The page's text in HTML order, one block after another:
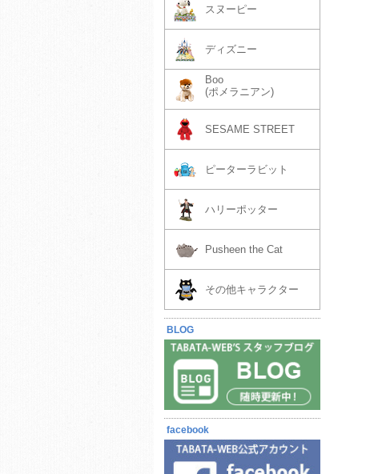
スヌーピー
ディズニー
Boo
(ポメラニアン)
SESAME STREET
ピーターラビット
ハリーポッター
Pusheen the Cat
その他キャラクター
BLOG
facebook